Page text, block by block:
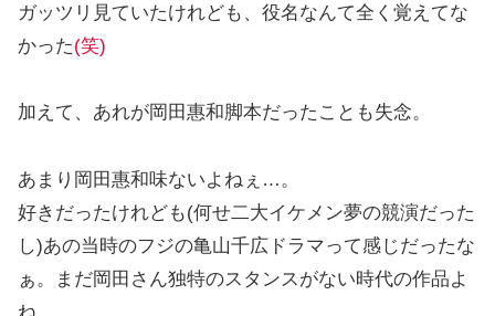
ガッツリ見ていたけれども、役名なんて全く覚えてな
かった(笑)
加えて、あれが岡田惠和脚本だったことも失念。
あまり岡田惠和味ないよねぇ…。
好きだったけれども(何せ二大イケメン夢の競演だった
し)あの当時のフジの亀山千広ドラマって感じだったな
ぁ。まだ岡田さん独特のスタンスがない時代の作品よ